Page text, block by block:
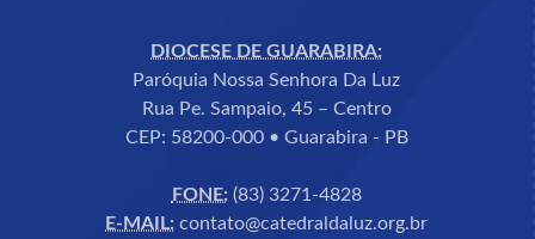
DIOCESE DE GUARABIRA:
Paróquia Nossa Senhora Da Luz
Rua Pe. Sampaio, 45 – Centro
CEP: 58200-000 • Guarabira - PB
FONE:(83) 3271-4828
E-MAIL: contato@catedraldaluz.org.br